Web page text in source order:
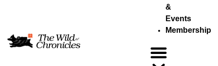
&
Events
Membership